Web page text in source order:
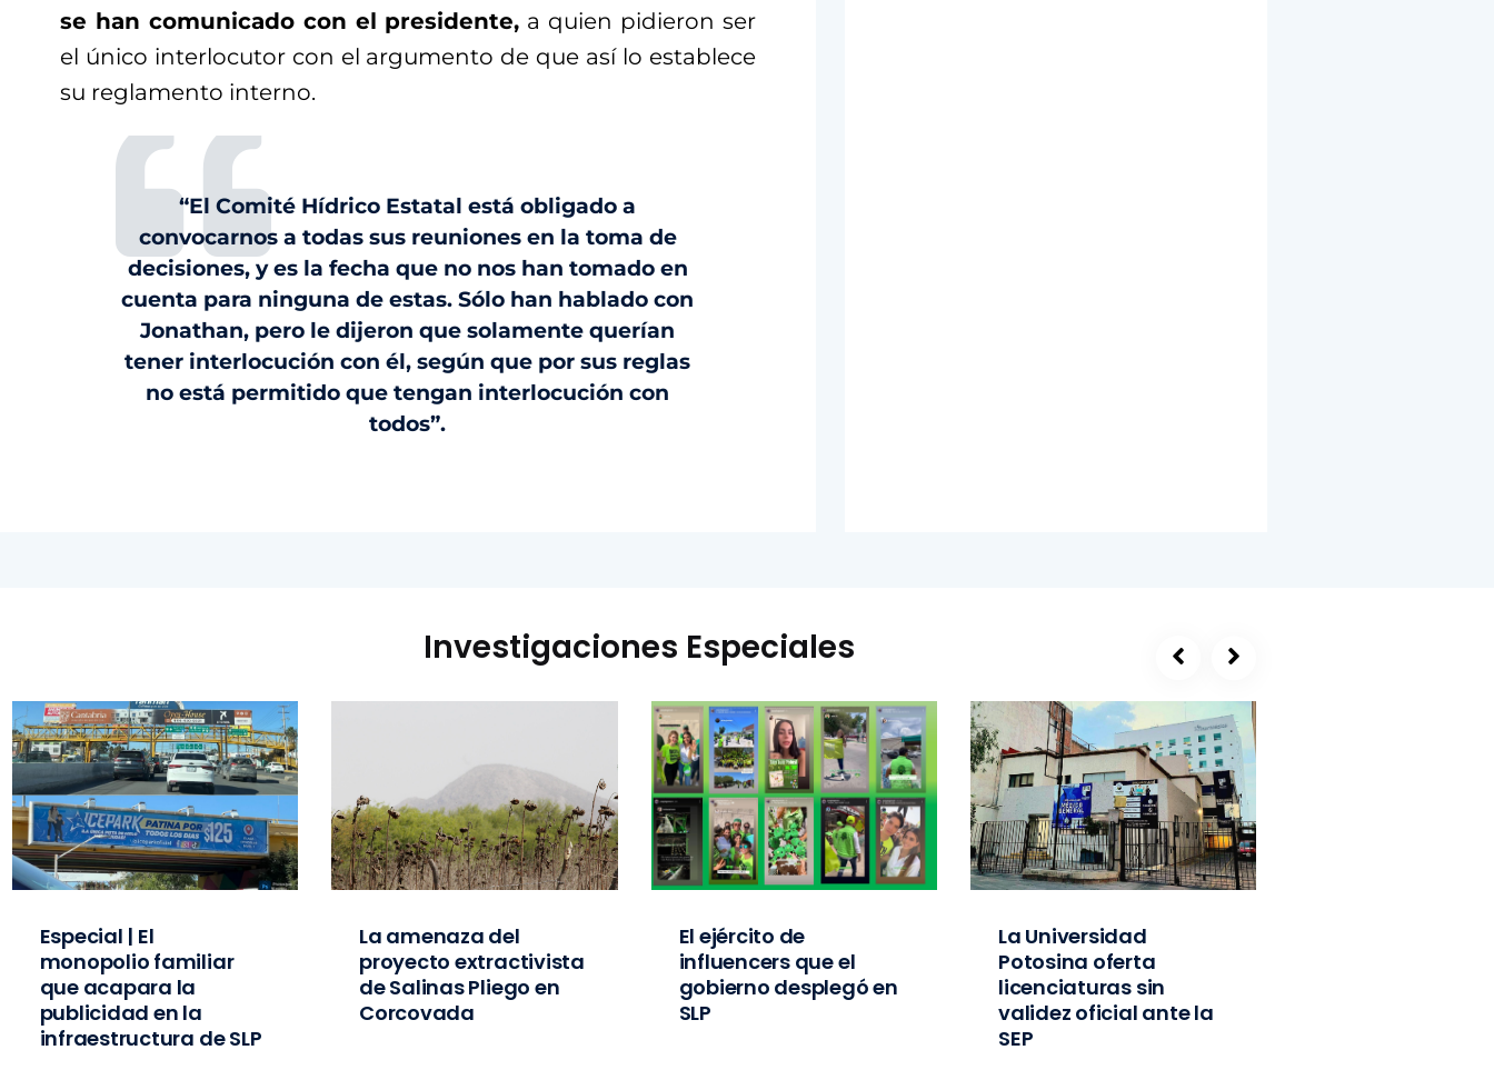
se han comunicado con el presidente, a quien pidieron ser
el único interlocutor con el argumento de que así lo establece
su reglamento interno.
“El Comité Hídrico Estatal está obligado a
convocarnos a todas sus reuniones en la toma de
decisiones, y es la fecha que no nos han tomado en
cuenta para ninguna de estas. Sólo han hablado con
Jonathan, pero le dijeron que solamente querían
tener interlocución con él, según que por sus reglas
no está permitido que tengan interlocución con
todos”.
Investigaciones Especiales
Especial | El
monopolio familiar
que acapara la
publicidad en la
infraestructura de SLP
La amenaza del
proyecto extractivista
de Salinas Pliego en
Corcovada
El ejército de
influencers que el
gobierno desplegó en
SLP
La Universidad
Potosina oferta
licenciaturas sin
validez oficial ante la
SEP